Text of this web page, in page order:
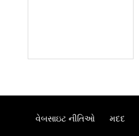
વેબસાઇટ નીતિઓ મદદ